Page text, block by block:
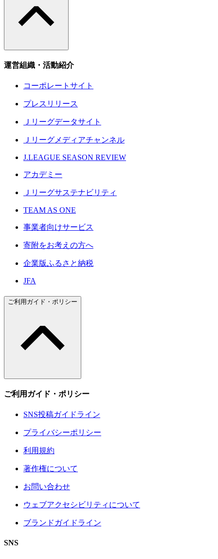
運営組織・活動紹介
コーポレートサイト
プレスリリース
Ｊリーグデータサイト
Ｊリーグメディアチャンネル
J.LEAGUE SEASON REVIEW
アカデミー
Ｊリーグサステナビリティ
TEAM AS ONE
事業者向けサービス
寄附をお考えの方へ
企業版ふるさと納税
JFA
ご利用ガイド・ポリシー
ご利用ガイド・ポリシー
SNS投稿ガイドライン
プライバシーポリシー
利用規約
著作権について
お問い合わせ
ウェブアクセシビリティについて
ブランドガイドライン
SNS